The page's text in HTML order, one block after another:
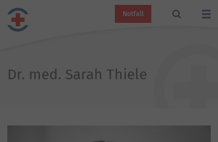
Notfall
Dr. med. Sarah Thiele